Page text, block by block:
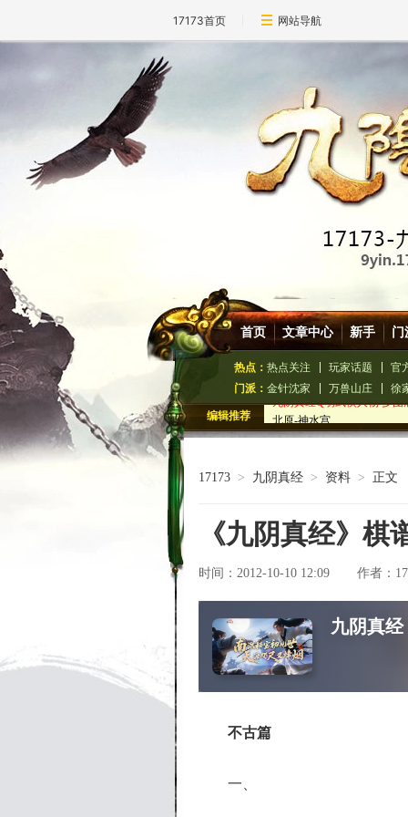
17173首页 网站导航
首页 文章中心 新手 门
热点： 热点关注 玩家话题
官
门派： 金针沈家 万兽山庄 徐
编辑推荐
北原-神水宫
北原-荒林2
古墓魅影血剑出鞘 九阴墓
九阴真经Q萌武侠人物 多图
17173 > 九阴真经 > 资料 > 正文
《九阴真经》棋
时间：2012-10-10 12:09 作者：
九阴真经
不古篇
一、